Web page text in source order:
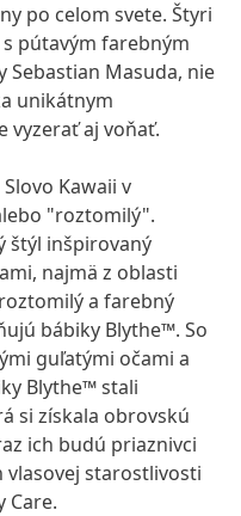
po celom svete. Štyri
s pútavým farebným
Masuda, nie
unikátnym
vyzerať aj voňať.
Kawaii v
"roztomilý".
štýl inšpirovaný
najmä z oblasti
a farebný
bábiky Blythe™. So
guľatými očami a
Blythe™ stali
si získala obrovskú
ich budú priaznivci
starostlivosti
Care.